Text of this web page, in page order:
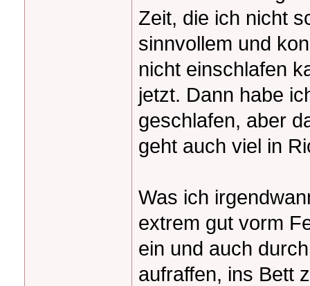
Zeit, die ich nicht
sinnvollem und
nicht einschlafen
jetzt. Dann habe
geschlafen, aber
geht auch viel in
Was ich
extrem gut vorm
ein und auch
aufraffen, ins Bett